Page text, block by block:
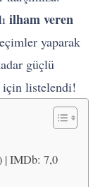
ilham veren
yaparak
güçlü
için listelendi!
| IMDb: 7,0